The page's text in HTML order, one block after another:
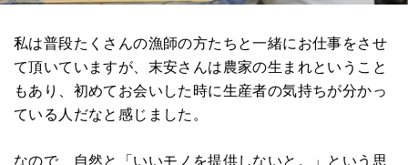
私は普段たくさんの漁師の方たちと一緒にお仕事をさせ
て頂いていますが、末安さんは農家の生まれということ
もあり、初めてお会いした時に生産者の気持ちが分かっ
ている人だなと感じました。
なので、自然と「いいモノを提供しないと。」という思